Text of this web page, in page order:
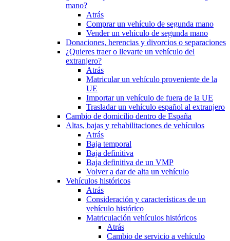
mano?
Atrás
Comprar un vehículo de segunda mano
Vender un vehículo de segunda mano
Donaciones, herencias y divorcios o separaciones
¿Quieres traer o llevarte un vehículo del
extranjero?
Atrás
Matricular un vehículo proveniente de la
UE
Importar un vehículo de fuera de la UE
Trasladar un vehículo español al extranjero
Cambio de domicilio dentro de España
Altas, bajas y rehabilitaciones de vehículos
Atrás
Baja temporal
Baja definitiva
Baja definitiva de un VMP
Volver a dar de alta un vehículo
Vehículos históricos
Atrás
Consideración y características de un
vehículo histórico
Matriculación vehículos históricos
Atrás
Cambio de servicio a vehículo